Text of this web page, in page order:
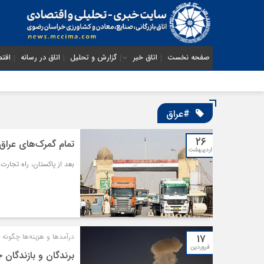
صفحه نخست اتاق خبر گزارش و تحلیل اتاق در رسانه
#عراق
۲۶
اردیبهشت تمام گمرک‌های
بعد از پاکستان، راه
۱۷
فروردین
درآمدها و هزینه‌ها
برندگان و